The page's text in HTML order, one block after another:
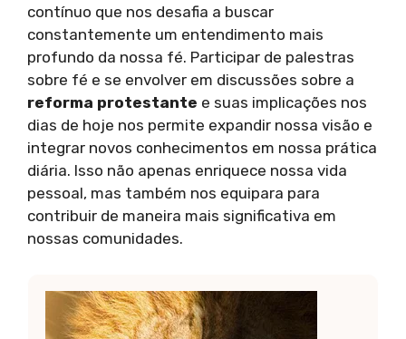
contínuo que nos desafia a buscar
constantemente um entendimento mais
profundo da nossa fé. Participar de palestras
sobre fé e se envolver em discussões sobre a
reforma protestante e suas implicações nos
dias de hoje nos permite expandir nossa visão e
integrar novos conhecimentos em nossa prática
diária. Isso não apenas enriquece nossa vida
pessoal, mas também nos equipara para
contribuir de maneira mais significativa em
nossas comunidades.